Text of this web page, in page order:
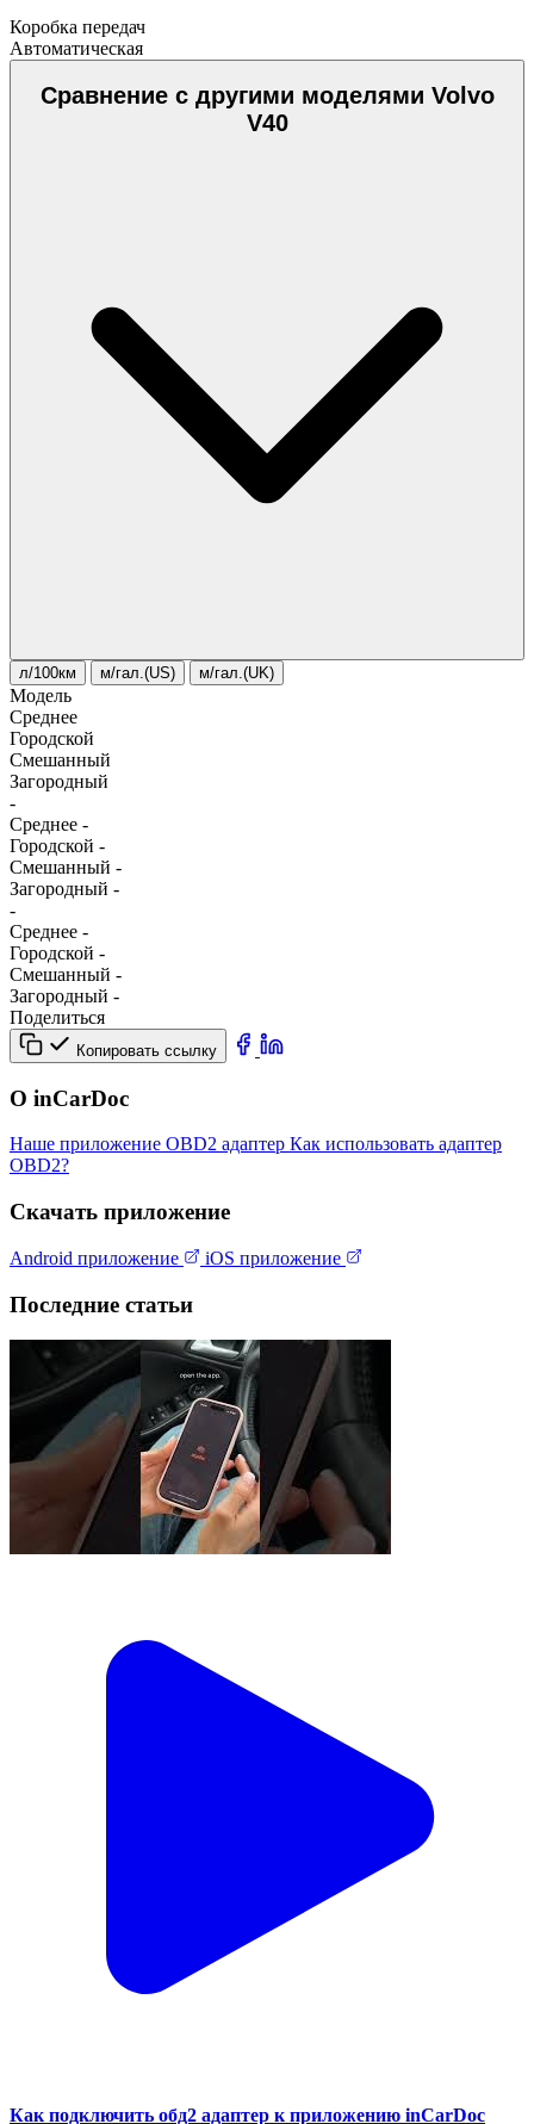
Коробка передач
Автоматическая
Сравнение с другими моделями Volvo
V40
л/100км м/гал.(US) м/гал.(UK)
Модель
Среднее
Городской
Смешанный
Загородный
-
Среднее -
Городской -
Смешанный -
Загородный -
-
Среднее -
Городской -
Смешанный -
Загородный -
Поделиться
Копировать ссылку
О inCarDoc
Наше приложение OBD2 адаптер Как использовать адаптер
OBD2?
Скачать приложение
Android приложение iOS приложение
Последние статьи
Как подключить обд2 адаптер к приложению inCarDoc